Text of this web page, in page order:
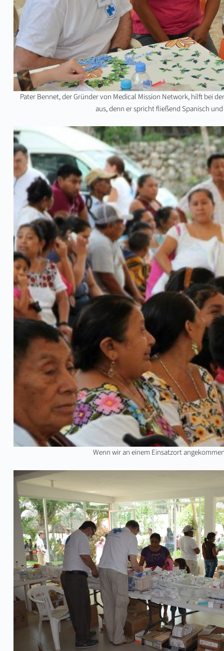
Pater Bennet, der Gründer von Medical Mission Network, hilft bei
aus, denn er spricht fließend Spanisch
Wenn wir an einem Einsatzort